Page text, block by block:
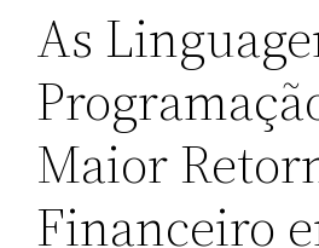
As
Maior
Financeiro